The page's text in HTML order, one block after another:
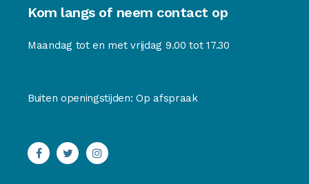
Kom langs of neem contact op
Maandag tot en met vrijdag 9.00 tot 17.30
Buiten openingstijden: Op afspraak